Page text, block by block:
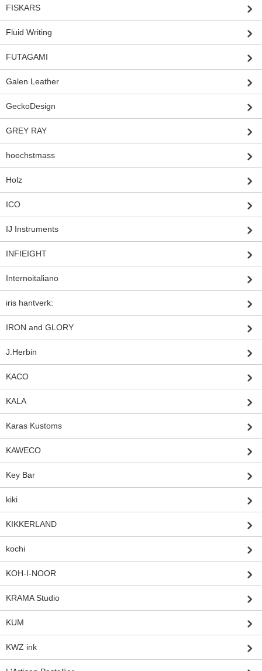
FISKARS
Fluid Writing
FUTAGAMI
Galen Leather
GeckoDesign
GREY RAY
hoechstmass
Holz
ICO
IJ Instruments
INFIEIGHT
Internoitaliano
iris hantverk:
IRON and GLORY
J.Herbin
KACO
KALA
Karas Kustoms
KAWECO
Key Bar
kiki
KIKKERLAND
kochi
KOH-I-NOOR
KRAMA Studio
KUM
KWZ ink